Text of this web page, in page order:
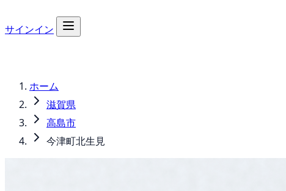
サインイン
ホーム
滋賀県
高島市
今津町北生見